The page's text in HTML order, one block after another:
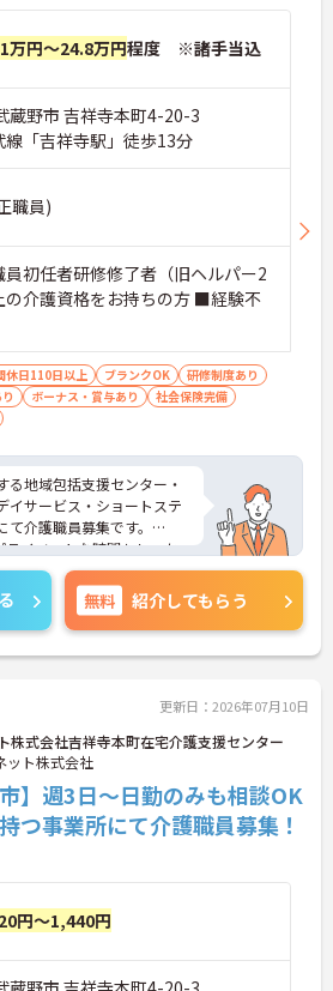
万円～24.8万円程度 ※諸手当込
蔵野市 吉祥寺本町4-20-3
線「吉祥寺駅」徒歩13分
職員)
初任者研修修了者（旧ヘルパー2
の介護資格をお持ちの方 ■経験不
休日110日以上 ブランクOK
研修制度あり
ボーナス・賞与あり
社会保険完備
る地域包括支援センター・
イサービス・ショートステ
介護職員募集です。
イベートな時間もしっか
ハリをつけた勤務が可能で
務を進めるので、未経験の
安心してご入職いただけま
のでお気軽にご相談くださ
無料 紹介してもらう
更新日：2026年07月10日
株式会社吉祥寺本町在宅介護支援センター
ット株式会社
】週3日～日勤のみも相談OK
つ事業所にて介護職員募集！
円～1,440円